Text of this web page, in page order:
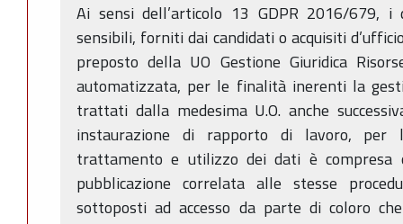
Ai sensi dell’articolo 13 GDPR 2016/679,
sensibili, forniti dai candidati o acquisiti
preposto della UO Gestione Giuridica
automatizzata, per le finalità inerenti la
trattati dalla medesima U.O. anche
instaurazione di rapporto di lavoro, per
trattamento e utilizzo dei dati è compresa
pubblicazione correlata alle stesse
sottoposti ad accesso da parte di coloro